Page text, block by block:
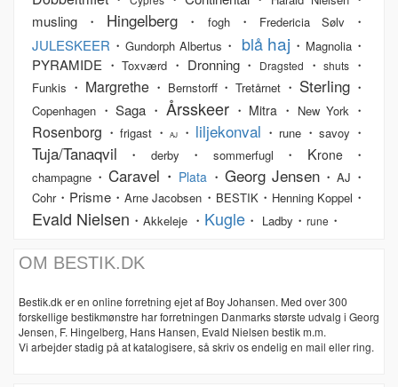
musling・ Hingelberg ・ fogh・ Fredericia Sølv・
JULESKEER ・ Gundorph Albertus ・ blå haj ・ Magnolia ・
PYRAMIDE・Toxværd ・Dronning・ Dragsted ・shuts ・
Funkis ・ Margrethe・ Bernstorff・Tretårnet ・ Sterling ・
Copenhagen ・Saga・ Årsskeer・ Mitra ・ New York ・
Rosenborg ・frigast ・AJ ・ liljekonval ・ rune ・savoy ・
Tuja/Tanaqvil ・ derby ・ sommerfugl ・ Krone・
champagne ・Caravel・ Plata ・ Georg Jensen・ AJ ・
Cohr・Prisme・Arne Jacobsen ・ BESTIK・ Henning Koppel ・
Evald Nielsen ・ Akkeleje ・ Kugle ・ Ladby ・ rune ・
OM BESTIK.DK
Bestik.dk er en online forretning ejet af Boy Johansen. Med over 300
forskellige bestikmønstre har forretningen Danmarks største udvalg i Georg
Jensen, F. Hingelberg, Hans Hansen, Evald Nielsen bestik m.m.
Vi arbejder stadig på at katalogisere, så skriv os endelig en mail eller ring.